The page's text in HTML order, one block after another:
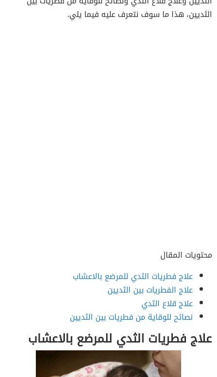
الثديين، هذا ما سوف نتعرف عليه فيما يلي.
محتويات المقال
علاج فطريات الثدي للمرضع بالاعشاب
علاج الفطريات بين الثديين
علاج قلاع الثدي
نصائح للوقاية من فطريات بين الثديين
علاج فطريات الثدي للمرضع بالاعشاب